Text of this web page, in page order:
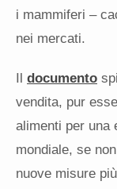
i mammiferi –
nei mercati.
documento
vendita, pur
alimenti per una
mondiale, se
nuove misure